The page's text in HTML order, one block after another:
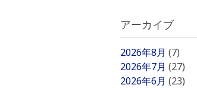
アーカイブ
2026年8月 (7)
2026年7月 (27)
2026年6月 (23)